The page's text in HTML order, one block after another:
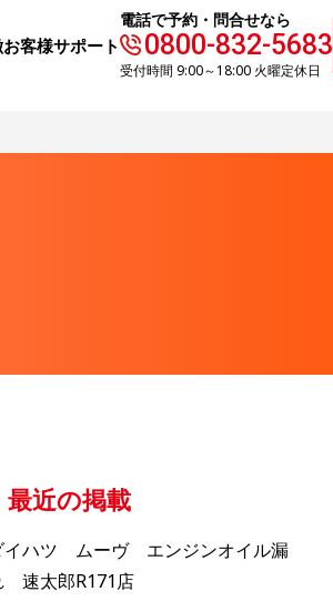
お客様サポート
電話で予約・問合せなら
0800-832-5683
受付時間 9:00～18:00 火曜定休日
最近の掲載
イハツ ムーヴ エンジンオイル漏
速太郎R171店